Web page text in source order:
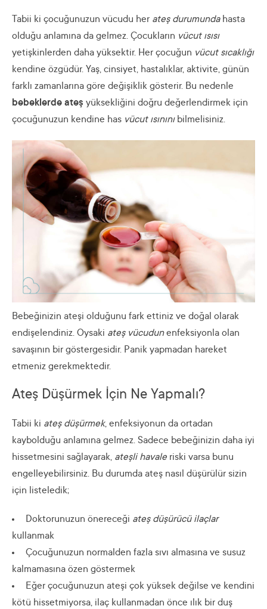
Tabii ki çocuğunuzun vücudu her ateş durumundahasta
olduğu anlamına da gelmez. Çocukların vücut ısısı
yetişkinlerden daha yüksektir. Her çocuğun vücut sıcaklığı
kendine özgüdür. Yaş, cinsiyet, hastalıklar, aktivite, günün
farklı zamanlarına göre değişiklik gösterir. Bu nedenle
bebeklerde ateş yüksekliğini doğru değerlendirmek için
çocuğunuzun kendine has vücut ısınınıbilmelisiniz.
Bebeğinizin ateşi olduğunu fark ettiniz ve doğal olarak
endişelendiniz. Oysaki ateş vücudunenfeksiyonla olan
savaşının bir göstergesidir. Panik yapmadan hareket
etmeniz gerekmektedir.
Ateş Düşürmek İçin Ne Yapmalı?
Tabii ki ateş düşürmek, enfeksiyonun da ortadan
kaybolduğu anlamına gelmez. Sadece bebeğinizin daha iyi
hissetmesini sağlayarak, ateşli havale riski varsa bunu
engelleyebilirsiniz. Bu durumda ateş nasıl düşürülür sizin
için listeledik;
Doktorunuzun önereceği ateş düşürücü ilaçlar
kullanmak
Çocuğunuzun normalden fazla sıvı almasına ve susuz
kalmamasına özen göstermek
Eğer çocuğunuzun ateşi çok yüksek değilse ve kendini
kötü hissetmiyorsa, ilaç kullanmadan önce ılık bir duş